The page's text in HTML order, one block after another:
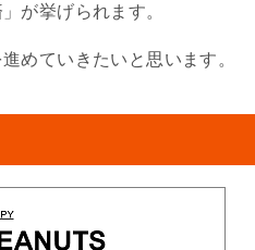
が挙げられます。
めていきたいと思います。